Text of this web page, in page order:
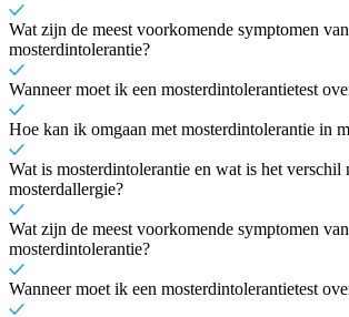
Wat zijn de meest voorkomende symptomen van
mosterdintolerantie?
Wanneer moet ik een mosterdintolerantietest
Hoe kan ik omgaan met mosterdintolerantie in
Wat is mosterdintolerantie en wat is het verschil
mosterdallergie?
Wat zijn de meest voorkomende symptomen van
mosterdintolerantie?
Wanneer moet ik een mosterdintolerantietest